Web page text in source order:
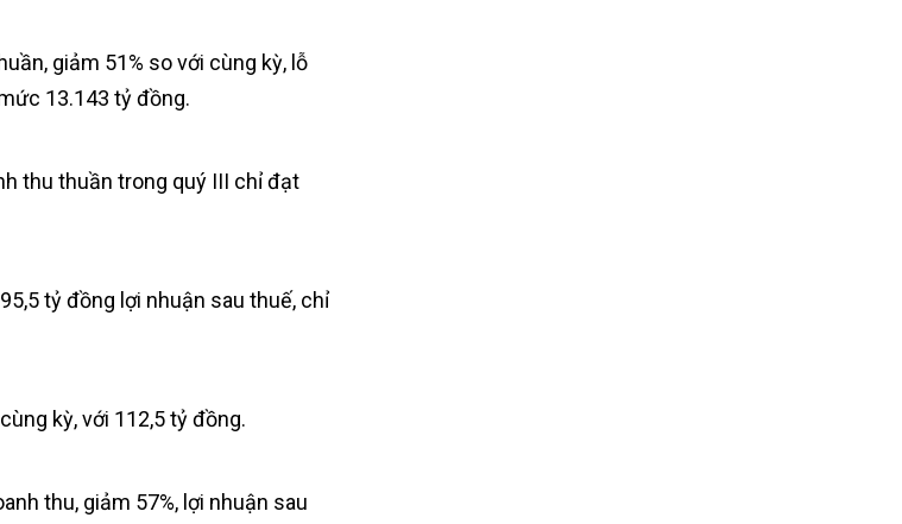
giảm 51% so với cùng kỳ, lỗ
13.143 tỷ đồng.
thu thuần trong quý III chỉ đạt
tỷ đồng lợi nhuận sau thuế, chỉ
kỳ, với 112,5 tỷ đồng.
thu, giảm 57%, lợi nhuận sau